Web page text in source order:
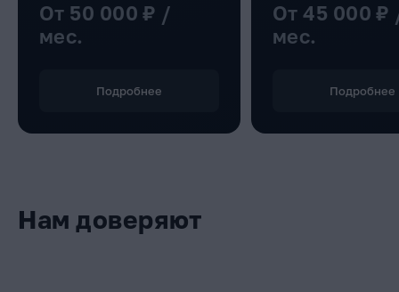
От 50 000 ₽ /
мес.
Подробнее
От 45 000 ₽ /
мес.
Подробнее
Нам доверяют